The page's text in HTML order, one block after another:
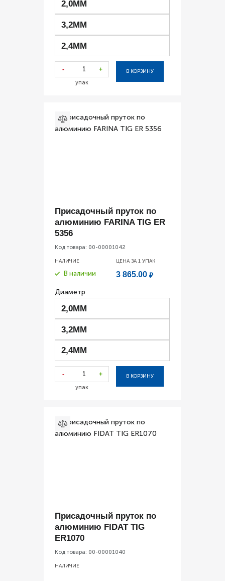
2,0ММ
3,2ММ
2,4ММ
- +
упак
В КОРЗИНУ
Присадочный пруток по
алюминию FARINA TIG ER
5356
Код товара: 00-00001042
НАЛИЧИЕ
В наличии
ЦЕНА ЗА 1 УПАК
3 865.00 ₽
Диаметр
2,0ММ
3,2ММ
2,4ММ
- +
упак
В КОРЗИНУ
Присадочный пруток по
алюминию FIDAT TIG
ER1070
Код товара: 00-00001040
НАЛИЧИЕ